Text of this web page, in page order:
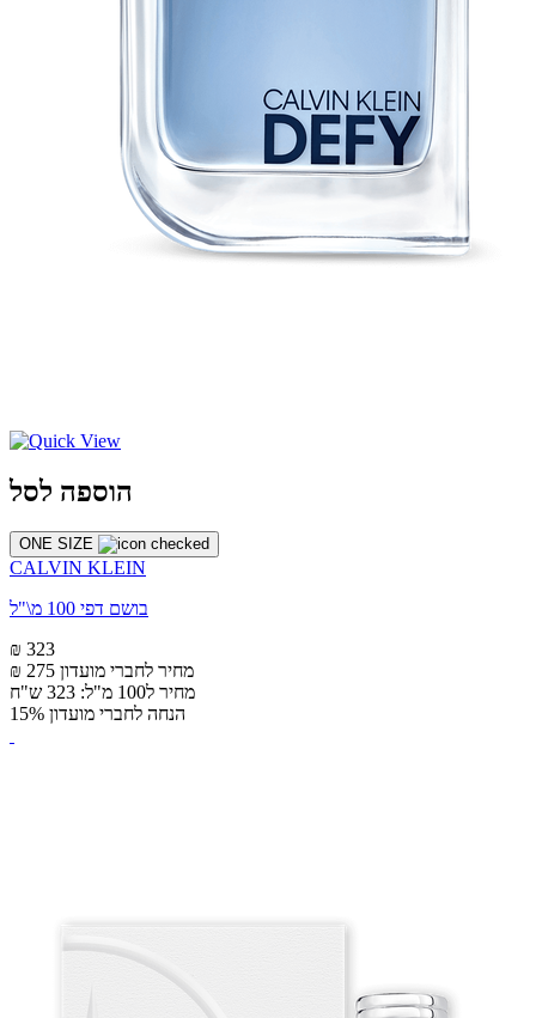
הוספה לסל
ONE SIZE
CALVIN KLEIN
בושם דפי 100 מ\"ל
₪ 323
₪ 275 מחיר לחברי מועדון
מחיר ל100 מ"ל: 323 ש"ח
הנחה לחברי מועדון 15%